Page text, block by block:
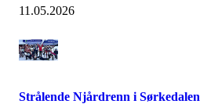
11.05.2026
Strålende Njårdrenn i Sørkedalen